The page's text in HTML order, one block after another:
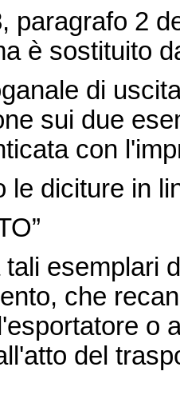
paragrafo 2
è sostituito
di
sui due
con
diciture in
esemplari
che
o
del